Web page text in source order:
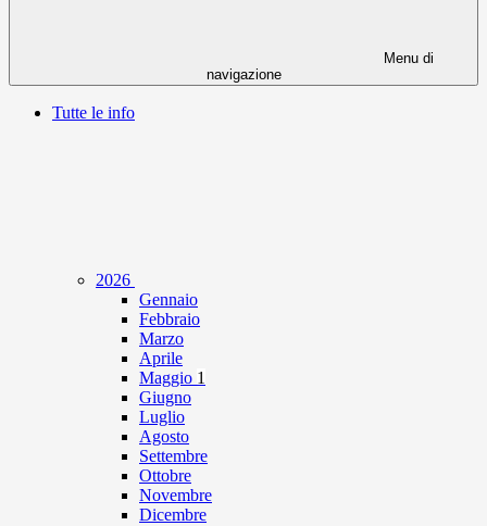
Menu di
navigazione
Tutte le info
2026
Gennaio
Febbraio
Marzo
Aprile
Maggio 1
Giugno
Luglio
Agosto
Settembre
Ottobre
Novembre
Dicembre